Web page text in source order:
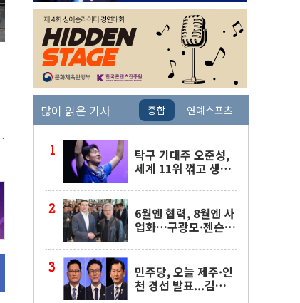
많이 읽은 기사 종합 연예스포츠
탁구 기대주 오준성,
세계 11위 꺾고 생애
강행
6월엔 협력, 8월엔 사
업화…구광모·젠슨
민주당, 오늘 제주·인
천 경선 발표...김민석